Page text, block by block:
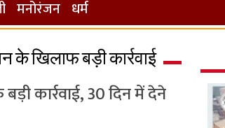
मनोरंजन धर्म
के खिलाफ बड़ी कार्रवाई
कार्रवाई, 30 दिन में देने